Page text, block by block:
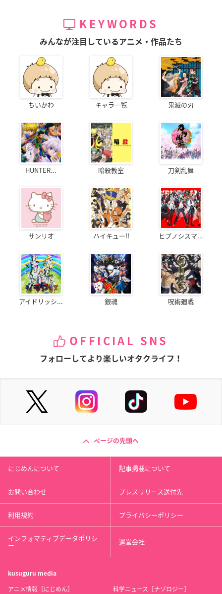
KEYWORDS
みんなが注目しているアニメ・作品たち
ちいかわ キャラ一覧 鬼滅の刃
HUNTER... 暗殺教室 刀剣乱舞
サンリオ ハイキュー!! ヒプノシスマ...
アイドリッシ... 銀魂 呪術廻戦
OFFICIAL SNS
フォローしてより楽しいオタクライフ！
ページの先頭へ
にじめんについて 記事掲載について
お問い合わせ プレスリリース送付先
利用規約 プライバシーポリシー
インフォマティブデータポリシ
ー 運営会社
kusuguru media
アニメ情報［にじめん］ 科学ニュース［ナゾロジー］